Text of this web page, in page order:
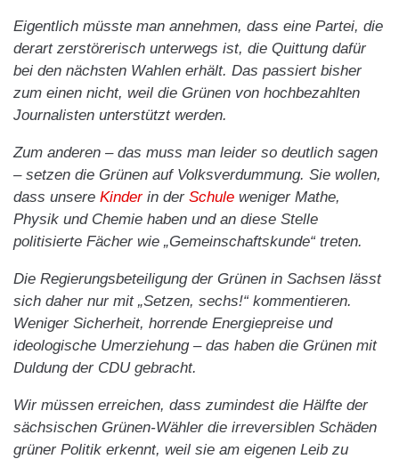
Eigentlich müsste man annehmen, dass eine Partei, die
derart zerstörerisch unterwegs ist, die Quittung dafür
bei den nächsten Wahlen erhält. Das passiert bisher
zum einen nicht, weil die Grünen von hochbezahlten
Journalisten unterstützt werden.
Zum anderen – das muss man leider so deutlich sagen
– setzen die Grünen auf Volksverdummung. Sie wollen,
dass unsere Kinderin der Schule weniger Mathe,
Physik und Chemie haben und an diese Stelle
politisierte Fächer wie „Gemeinschaftskunde“ treten.
Die Regierungsbeteiligung der Grünen in Sachsen lässt
sich daher nur mit „Setzen, sechs!“ kommentieren.
Weniger Sicherheit, horrende Energiepreise und
ideologische Umerziehung – das haben die Grünen mit
Duldung der CDU gebracht.
Wir müssen erreichen, dass zumindest die Hälfte der
sächsischen Grünen-Wähler die irreversiblen Schäden
grüner Politik erkennt, weil sie am eigenen Leib zu